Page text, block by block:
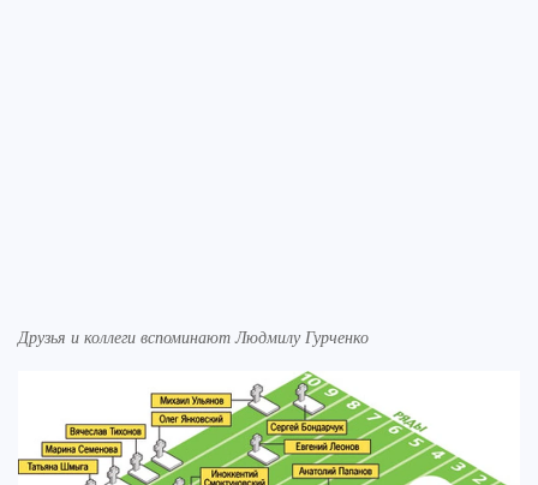
Друзья и коллеги вспоминают Людмилу Гурченко